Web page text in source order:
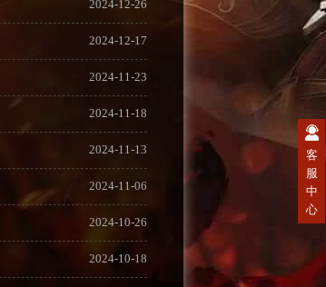
2024-12-26
2024-12-17
2024-11-23
2024-11-18
2024-11-13
2024-11-06
2024-10-26
2024-10-18
客
服
中
心